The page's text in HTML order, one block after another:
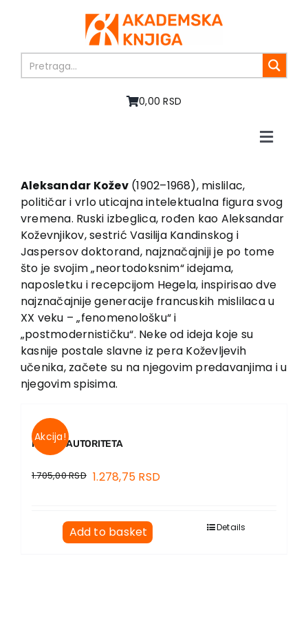
0,00 RSD
Toggle
About us
Books
In preparation
Sale
Authors
News
EU PROJECTS
Contact
Aleksandar Kožev(1902–1968), mislilac,
političar i vrlo uticajna intelektualna figura svog
vremena. Ruski izbeglica, rođen kao Aleksandar
Koževnjikov, sestrić Vasilija Kandinskog i
Jaspersov doktorand, najznačajniji je po tome
što je svojim „neortodoksnim“ idejama,
naposletku i recepcijom Hegela, inspirisao dve
najznačajnije generacije francuskih mislilaca u
XX veku – „fenomenološku“ i
„postmodernističku“. Neke od ideja koje su
kasnije postale slavne iz pera Koževljevih
učenika, začete su na njegovim predavanjima i u
njegovim spisima.
Akcija!
POJAM AUTORITETA
1.705,00RSD 1.278,75 RSD
Add to basket Details